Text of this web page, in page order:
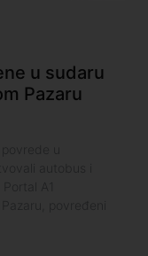
u sudaru
Pazaru